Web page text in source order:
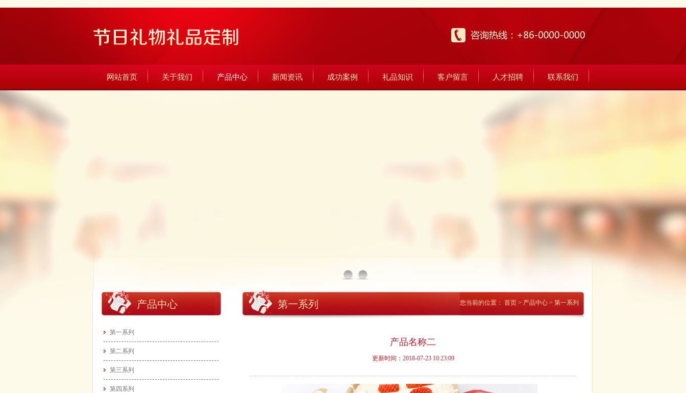
网站首页 关于我们 产品中心 新闻资讯 成功案例 礼品知识 客户留言 人才招聘 联系我们
产品中心
第一系列
第二系列
第三系列
第四系列
第一系列 您当前的位置： 首页 > 产品中心 > 第一系列
产品名称二
更新时间：2018-07-23 10:23:09